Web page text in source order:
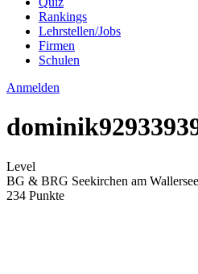
Rankings
Lehrstellen/Jobs
Firmen
Schulen
Anmelden
Level
BG & BRG Seekirchen am Wallersee
234 Punkte